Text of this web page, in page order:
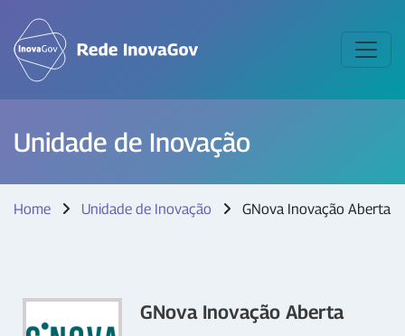
Unidade de Inovação
Home Unidade de Inovação GNova Inovação Aberta
GNova Inovação Aberta